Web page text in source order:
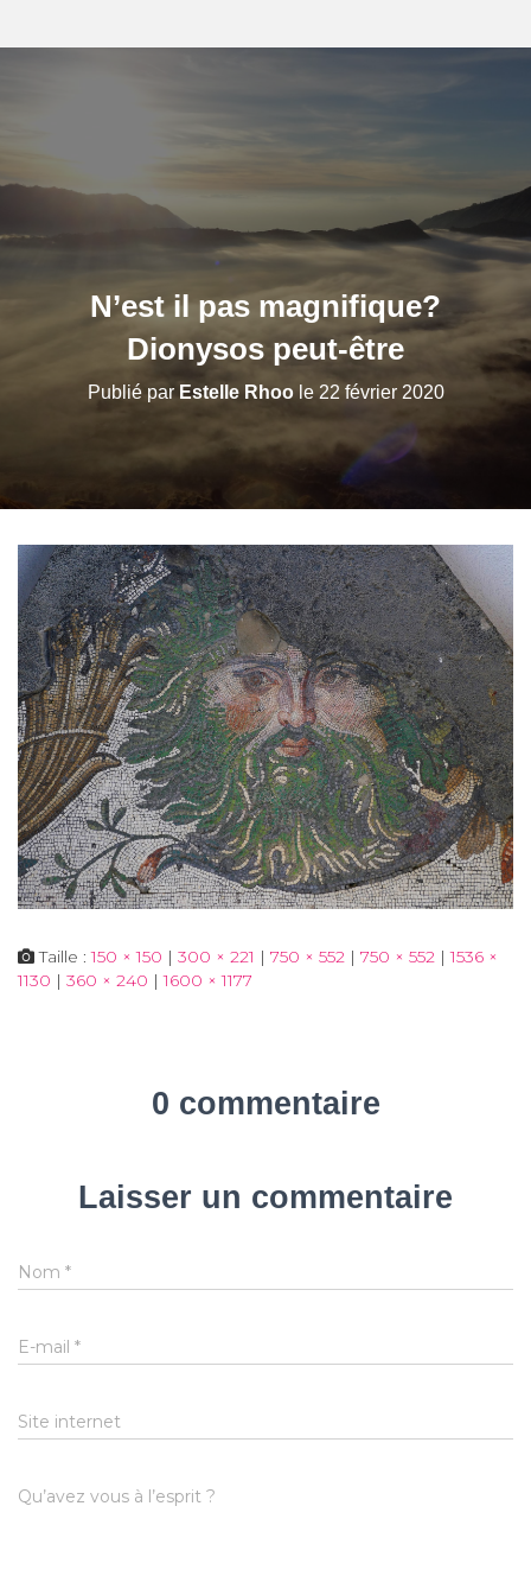
N’est il pas magnifique?
Dionysos peut-être
Publié par Estelle Rhoole 22 février 2020
Taille :150 × 150 | 300 × 221 | 750 × 552 | 750 × 552 | 1536 ×
1130 | 360 × 240 | 1600 × 1177
0 commentaire
Laisser un commentaire
Nom *
E-mail *
Site internet
Qu’avez vous à l’esprit ?